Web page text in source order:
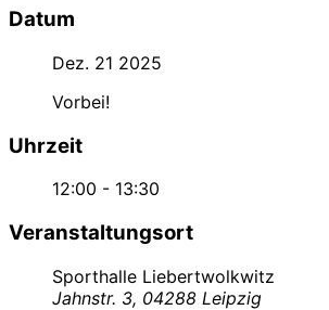
Datum
Dez. 21 2025
Vorbei!
Uhrzeit
12:00 - 13:30
Veranstaltungsort
Sporthalle Liebertwolkwitz
Jahnstr. 3, 04288 Leipzig